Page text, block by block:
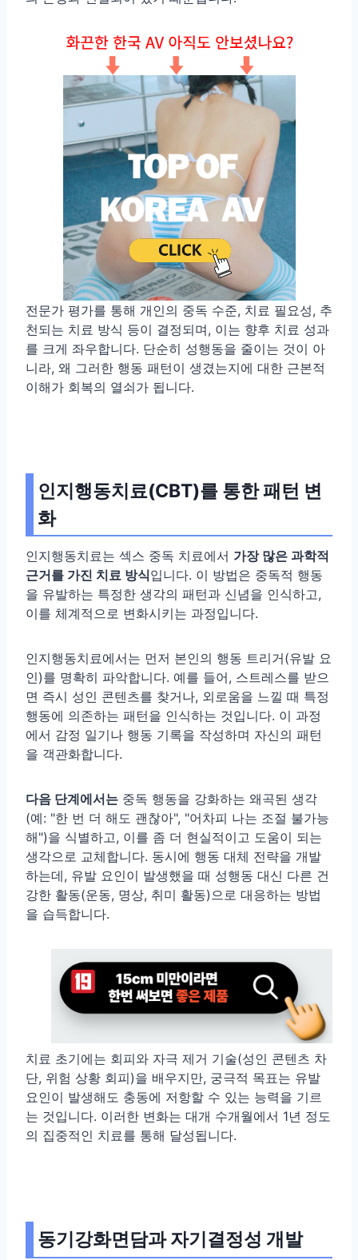
전문가 평가를 통해 개인의 중독 수준, 치료 필요성, 추
천되는 치료 방식 등이 결정되며, 이는 향후 치료 성과
를 크게 좌우합니다. 단순히 성행동을 줄이는 것이 아
니라, 왜 그러한 행동 패턴이 생겼는지에 대한 근본적
이해가 회복의 열쇠가 됩니다.
인지행동치료(CBT)를 통한 패턴 변
화
인지행동치료는 섹스 중독 치료에서 가장 많은 과학적
근거를 가진 치료 방식입니다. 이 방법은 중독적 행동
을 유발하는 특정한 생각의 패턴과 신념을 인식하고,
이를 체계적으로 변화시키는 과정입니다.
인지행동치료에서는 먼저 본인의 행동 트리거(유발 요
인)를 명확히 파악합니다. 예를 들어, 스트레스를 받으
면 즉시 성인 콘텐츠를 찾거나, 외로움을 느낄 때 특정
행동에 의존하는 패턴을 인식하는 것입니다. 이 과정
에서 감정 일기나 행동 기록을 작성하며 자신의 패턴
을 객관화합니다.
다음 단계에서는 중독 행동을 강화하는 왜곡된 생각
(예: "한 번 더 해도 괜찮아", "어차피 나는 조절 불가능
해")을 식별하고, 이를 좀 더 현실적이고 도움이 되는
생각으로 교체합니다. 동시에 행동 대체 전략을 개발
하는데, 유발 요인이 발생했을 때 성행동 대신 다른 건
강한 활동(운동, 명상, 취미 활동)으로 대응하는 방법
을 습득합니다.
치료 초기에는 회피와 자극 제거 기술(성인 콘텐츠 차
단, 위험 상황 회피)을 배우지만, 궁극적 목표는 유발
요인이 발생해도 충동에 저항할 수 있는 능력을 기르
는 것입니다. 이러한 변화는 대개 수개월에서 1년 정도
의 집중적인 치료를 통해 달성됩니다.
동기강화면담과 자기결정성 개발